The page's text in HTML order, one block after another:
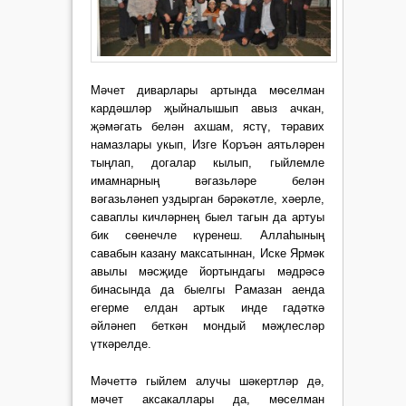
Мәчет диварлары артында мөселман
кардәшләр җыйналышып авыз ачкан,
җәмәгать белән ахшам, ястү, тәравих
намазлары укып, Изге Коръән аятьләрен
тыңлап, догалар кылып, гыйлемле
имамнарның вәгазьләре белән
вәгазьләнеп уздырган бәрәкәтле, хәерле,
саваплы кичләрнең быел тагын да артуы
бик сөенечле күренеш. Аллаһының
савабын казану максатыннан, Иске Ярмәк
авылы мәсҗиде йортындагы мәдрәсә
бинасында да быелгы Рамазан аенда
егерме елдан артык инде гадәткә
әйләнеп беткән мондый мәҗлесләр
үткәрелде.
Мәчеттә гыйлем алучы шәкертләр дә,
мәчет аксакаллары да, мөселман